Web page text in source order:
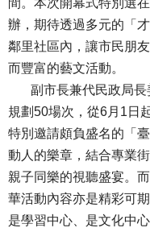
間。本次開幕式特別選
辦，期待透過多元的「
鄰里社區內，讓市民朋
而豐富的藝文活動。
副市長兼代民政局長
規劃50場次，從6月1日
特別邀請頗負盛名的「
動人的樂章，結合專業
親子同樂的視聽盛宴。
華活動內容亦是精彩可
是學習中心、是文化中